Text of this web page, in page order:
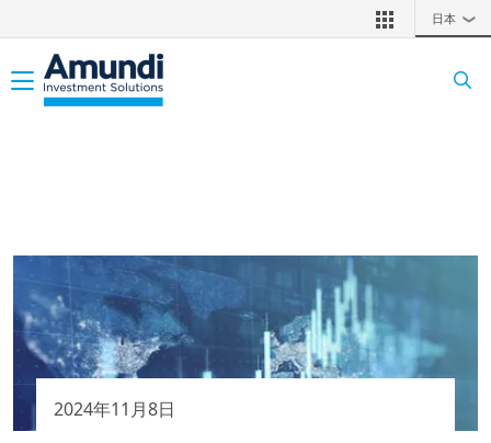
日本 ❯
Toggle navigation
2024年11月8日